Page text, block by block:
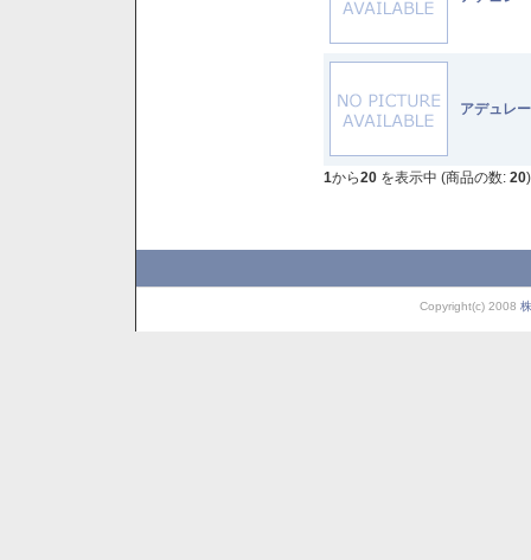
アデュレ
1から20 を表示中 (商品の数: 20)
Copyright(c) 2008